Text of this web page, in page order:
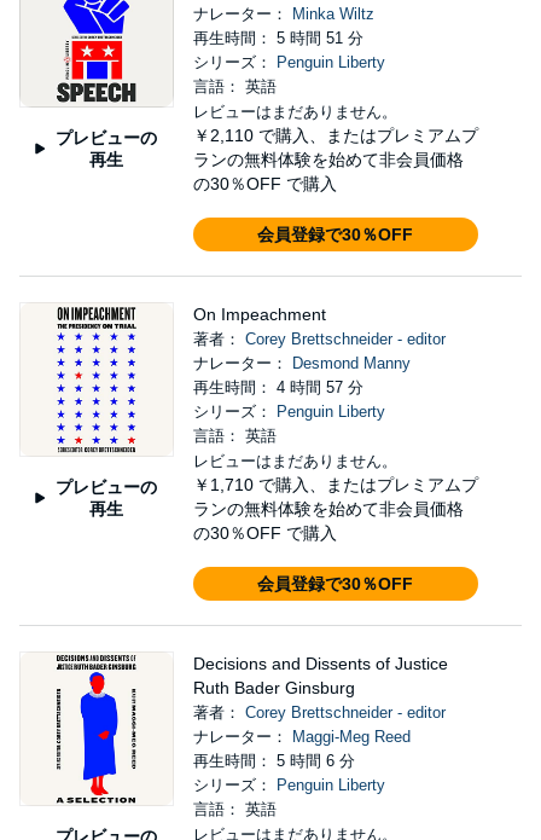
プレビューの
再生
ナレーター：
Minka Wiltz
再生時間： 5 時間 51 分
シリーズ：
Penguin Liberty
言語： 英語
レビューはまだありません。
￥2,110 で購入、またはプレミアムプ
ランの無料体験を始めて非会員価格
の30％OFF で購入
会員登録で30％OFF
プレビューの
再生
On Impeachment
著者： Corey Brettschneider - editor
ナレーター：
Desmond Manny
再生時間： 4 時間 57 分
シリーズ：
Penguin Liberty
言語： 英語
レビューはまだありません。
￥1,710 で購入、またはプレミアムプ
ランの無料体験を始めて非会員価格
の30％OFF で購入
会員登録で30％OFF
Decisions and Dissents of Justice
Ruth Bader Ginsburg
著者： Corey Brettschneider - editor
ナレーター：
Maggi-Meg Reed
再生時間： 5 時間 6 分
シリーズ：
Penguin Liberty
言語： 英語
レビューはまだありません。